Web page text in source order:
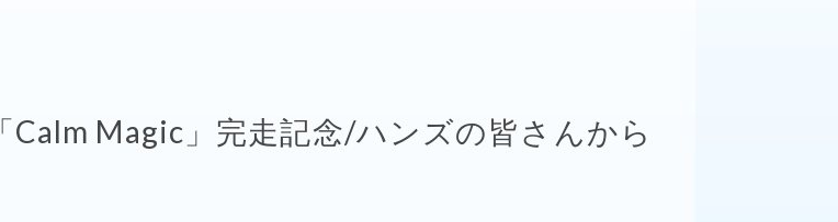
Calm Magic」完走記念/ハンズの皆さんから